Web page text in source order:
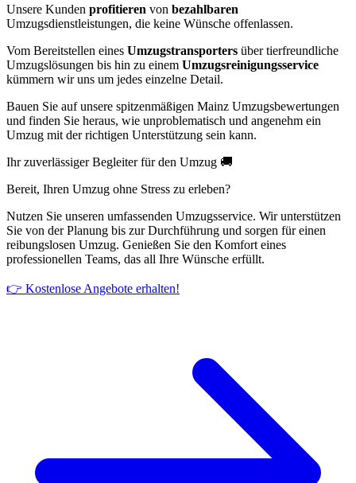
Unsere Kunden profitieren von bezahlbaren
Umzugsdienstleistungen, die keine Wünsche offenlassen.
Vom Bereitstellen eines Umzugstransporters über tierfreundliche
Umzugslösungen bis hin zu einem Umzugsreinigungsservice
kümmern wir uns um jedes einzelne Detail.
Bauen Sie auf unsere spitzenmäßigen Mainz Umzugsbewertungen
und finden Sie heraus, wie unproblematisch und angenehm ein
Umzug mit der richtigen Unterstützung sein kann.
Ihr zuverlässiger Begleiter für den Umzug 🚚
Bereit, Ihren Umzug ohne Stress zu erleben?
Nutzen Sie unseren umfassenden Umzugsservice. Wir unterstützen
Sie von der Planung bis zur Durchführung und sorgen für einen
reibungslosen Umzug. Genießen Sie den Komfort eines
professionellen Teams, das all Ihre Wünsche erfüllt.
👉 Kostenlose Angebote erhalten!